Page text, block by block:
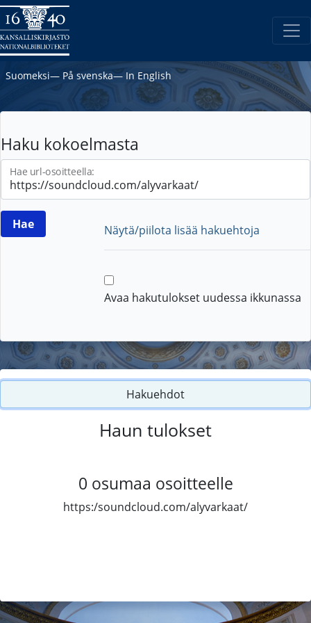
Suomeksi― På svenska― In English
Haku kokoelmasta
Hae url-osoitteella:
Näytä/piilota lisää hakuehtoja
Avaa hakutulokset uudessa ikkunassa
Hakuehdot
Haun tulokset
0 osumaa osoitteelle
https:/soundcloud.com/alyvarkaat/